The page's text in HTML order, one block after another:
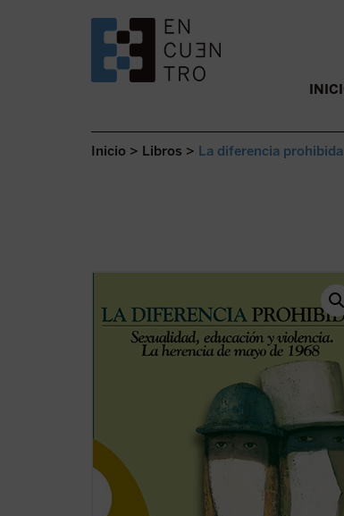
SALTAR AL CONTENIDO.
Inicio > Libros > La diferencia prohibida